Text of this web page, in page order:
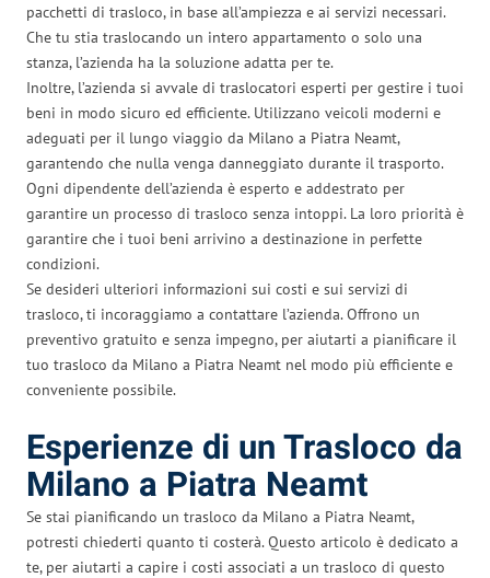
pacchetti di trasloco, in base all’ampiezza e ai servizi necessari.
Che tu stia traslocando un intero appartamento o solo una
stanza, l’azienda ha la soluzione adatta per te.
Inoltre, l’azienda si avvale di traslocatori esperti per gestire i tuoi
beni in modo sicuro ed efficiente. Utilizzano veicoli moderni e
adeguati per il lungo viaggio da Milano a Piatra Neamt,
garantendo che nulla venga danneggiato durante il trasporto.
Ogni dipendente dell’azienda è esperto e addestrato per
garantire un processo di trasloco senza intoppi. La loro priorità è
garantire che i tuoi beni arrivino a destinazione in perfette
condizioni.
Se desideri ulteriori informazioni sui costi e sui servizi di
trasloco, ti incoraggiamo a contattare l’azienda. Offrono un
preventivo gratuito e senza impegno, per aiutarti a pianificare il
tuo trasloco da Milano a Piatra Neamt nel modo più efficiente e
conveniente possibile.
Esperienze di un Trasloco da
Milano a Piatra Neamt
Se stai pianificando un trasloco da Milano a Piatra Neamt,
potresti chiederti quanto ti costerà. Questo articolo è dedicato a
te, per aiutarti a capire i costi associati a un trasloco di questo